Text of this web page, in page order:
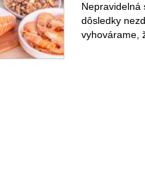
Nepravidelná
dôsledky
vyhovárame,